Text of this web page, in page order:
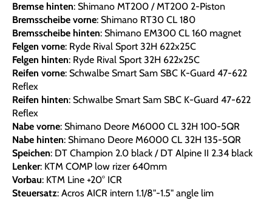
Bremse hinten: Shimano MT200 / MT200 2-Piston
Bremsscheibe vorne: Shimano RT30 CL 180
Bremsscheibe hinten: Shimano EM300 CL 160 magnet
Felgen vorne: Ryde Rival Sport 32H 622x25C
Felgen hinten: Ryde Rival Sport 32H 622x25C
Reifen vorne: Schwalbe Smart Sam SBC K-Guard 47-622
Reflex
Reifen hinten: Schwalbe Smart Sam SBC K-Guard 47-622
Reflex
Nabe vorne: Shimano Deore M6000 CL 32H 100-5QR
Nabe hinten: Shimano Deore M6000 CL 32H 135-5QR
Speichen: DT Champion 2.0 black / DT Alpine II 2.34 black
Lenker: KTM COMP low rizer 640mm
Vorbau: KTM Line +20° ICR
Steuersatz: Acros AICR intern 1.1/8"-1.5" angle lim